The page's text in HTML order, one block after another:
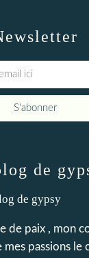
de
de paix , mon
mes passions le